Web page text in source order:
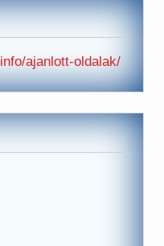
ajanlott-oldalak/